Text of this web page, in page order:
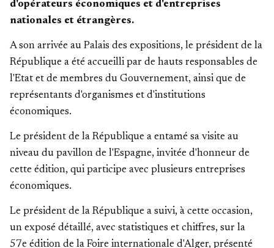
d'opérateurs économiques et d'entreprises
nationales et étrangères.
A son arrivée au Palais des expositions, le président de la
République a été accueilli par de hauts responsables de
l'Etat et de membres du Gouvernement, ainsi que de
représentants d'organismes et d'institutions
économiques.
Le président de la République a entamé sa visite au
niveau du pavillon de l'Espagne, invitée d'honneur de
cette édition, qui participe avec plusieurs entreprises
économiques.
Le président de la République a suivi, à cette occasion,
un exposé détaillé, avec statistiques et chiffres, sur la
57e édition de la Foire internationale d'Alger, présenté